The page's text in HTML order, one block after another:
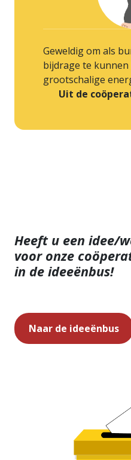
Geweldig om als
bijdrage te kunnen
grootschalige
Uit de
Heeft u een idee/
voor onze
in de ideeënbus!
Naar de ideeënbus